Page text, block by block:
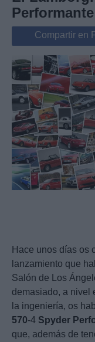
Viajes
Compartir en
Hace unos días os
lanzamiento que
Salón de Los
demasiado, a nivel
la ingeniería, os
570-4 Spyder
que, además de